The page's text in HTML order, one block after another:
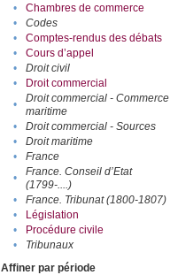
•
Chambres de commerce
•
Codes
•
Comptes-rendus des débats
•
Cours d’appel
•
Droit civil
•
Droit commercial
•
Droit commercial - Commerce
maritime
• Droit commercial - Sources
•
Droit maritime
•
France
•
France. Conseil d’Etat
(1799-....)
• France. Tribunat (1800-1807)
•
Législation
•
Procédure civile
•
Tribunaux
Affiner par période